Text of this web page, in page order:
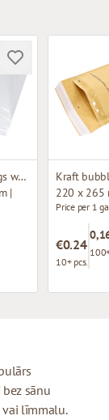
Polypropylene bags with adhesive flap
|
220 x 265
Price per 1
€0.24
10+ pcs.
sānu
vai līmmalu.